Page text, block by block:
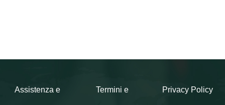
Assistenza e Termini e Privacy Policy